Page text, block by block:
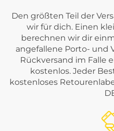
Den größten Teil der
wir für dich. Einen
berechnen wir dir
angefallene Porto- und
Rückversand im Falle
kostenlos. Jeder
kostenloses